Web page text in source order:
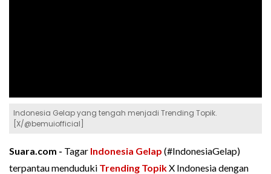
Indonesia Gelap yang tengah menjadi Trending Topik.
[X/@bemuiofficial]
Suara.com - Tagar Indonesia Gelap (#IndonesiaGelap)
terpantau menduduki Trending TopikX Indonesia dengan